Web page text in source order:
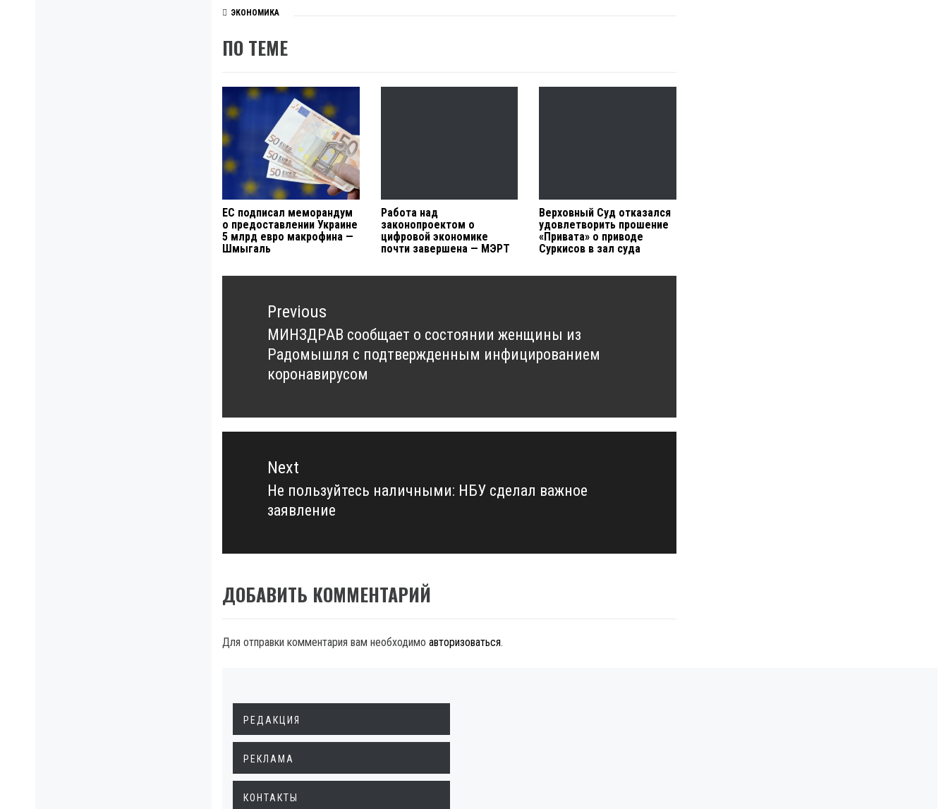
ЭКОНОМИКА
ПО ТЕМЕ
ЕС подписал меморандум
о предоставлении Украине
5 млрд евро макрофина —
Шмыгаль
Работа над
законопроектом о
цифровой экономике
почти завершена — МЭРТ
Верховный Суд отказался
удовлетворить прошение
«Привата» о приводе
Суркисов в зал суда
Навигация
записямPrevious
Previous
post:
МИНЗДРАВ сообщает о состоянии женщины из
Радомышля с подтвержденным инфицированием
коронавирусом
Next
Next
post:
Не пользуйтесь наличными: НБУ сделал важное
заявление
ДОБАВИТЬ КОММЕНТАРИЙ
Для отправки комментария вам необходимо авторизоваться.
РЕДАКЦИЯ
РЕКЛАМА
КОНТАКТЫ